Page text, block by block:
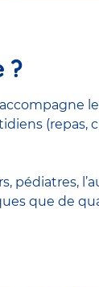
?
(repas,
pédiatres,
que de